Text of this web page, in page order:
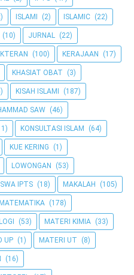
ISLAMI (2) ISLAMIC (22)
(10) JURNAL (22)
(100) KERAJAAN (17)
KHASIAT OBAT (3)
KISAH ISLAMI (187)
SAW (46)
KONSULTASI ISLAM (64)
KUE KERING (1)
LOWONGAN (53)
IPTS (18) MAKALAH (105)
MATEMATIKA (178)
(53) MATERI KIMIA (33)
UP (1) MATERI UT (8)
(16)